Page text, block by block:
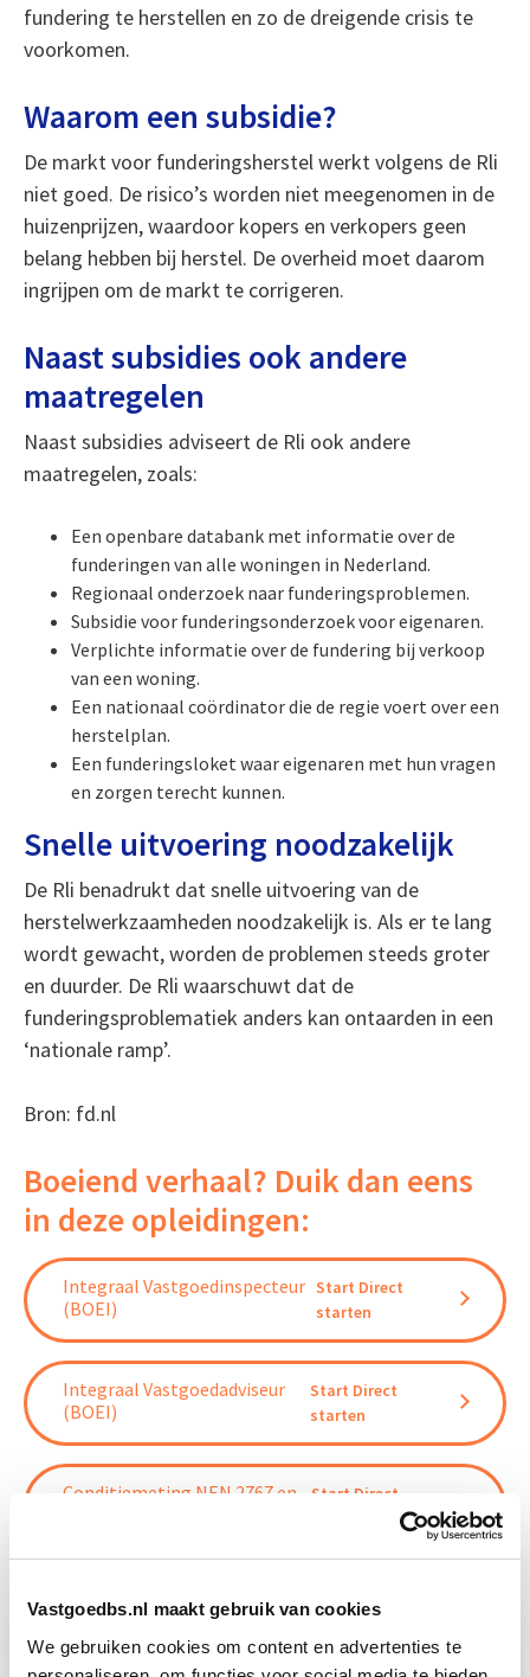
Vastgoedbs.nl maakt gebruik van cookies
We gebruiken cookies om content en advertenties te
fundering te herstellen en zo de dreigende crisis te
voorkomen.
Waarom een subsidie?
De markt voor funderingsherstel werkt volgens de Rli
niet goed. De risico’s worden niet meegenomen in de
huizenprijzen, waardoor kopers en verkopers geen
belang hebben bij herstel. De overheid moet daarom
ingrijpen om de markt te corrigeren.
Naast subsidies ook andere
maatregelen
Naast subsidies adviseert de Rli ook andere
maatregelen, zoals:
Een openbare databank met informatie over de
funderingen van alle woningen in Nederland.
Regionaal onderzoek naar funderingsproblemen.
Subsidie voor funderingsonderzoek voor eigenaren.
Verplichte informatie over de fundering bij verkoop
van een woning.
Een nationaal coördinator die de regie voert over een
herstelplan.
Een funderingsloket waar eigenaren met hun vragen
en zorgen terecht kunnen.
Snelle uitvoering noodzakelijk
De Rli benadrukt dat snelle uitvoering van de
herstelwerkzaamheden noodzakelijk is. Als er te lang
wordt gewacht, worden de problemen steeds groter
en duurder. De Rli waarschuwt dat de
funderingsproblematiek anders kan ontaarden in een
‘nationale ramp’.
Bron: fd.nl
Boeiend verhaal? Duik dan eens
in deze opleidingen:
Integraal Vastgoedinspecteur
(BOEI)
Start Direct
starten
Integraal Vastgoedadviseur
(BOEI)
Start Direct
starten
Conditiemeting NEN 2767 en
Start Direct